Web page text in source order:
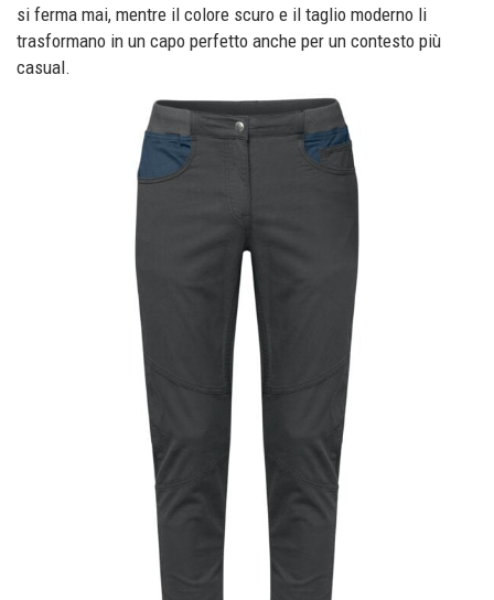
si ferma mai, mentre il colore scuro e il taglio moderno li
trasformano in un capo perfetto anche per un contesto più
casual.